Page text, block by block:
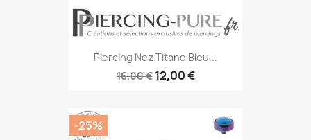
Piercing Nez Titane Bleu...
16,00 € 12,00 €
-25%